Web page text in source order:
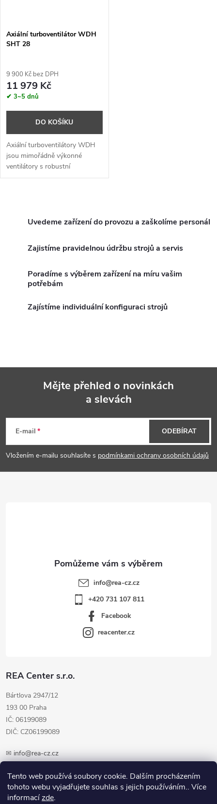
Tento web používá soubory cookie. Dalším procházením
tohoto webu vyjadřujete souhlas s jejich používáním.. Více
informacízde.
Axiální turboventilátor WDH
SHT 28
9 900 Kč bez DPH
11 979 Kč
✔ 3~5 dnů
DO KOŠÍKU
Axiální turboventilátory WDH
jsou mimořádně výkonné
ventilátory s robustní
konstrukcí zaručující dlouhou
p
k
y
v
Uvedeme zařízení do provozu a zaškolíme personál
Zajistíme pravidelnou údržbu strojů a servis
Poradíme s výběrem zařízení na míru vašim
potřebám
Zajístíme individuální konfiguraci strojů
p
Mějte přehled o novinkách
a slevách
E-mail
Vložením e-mailu souhlasíte s podmínkami ochrany osobních údajů
ODEBÍRAT
REA Center s.r.o.
Bártlova 2947/12
193 00 Praha
IČ: 06199089
DIČ: CZ06199089
✉ info@rea-cz.cz
info@rea-cz.cz
+420 731 107 811
Facebook
reacenter.cz